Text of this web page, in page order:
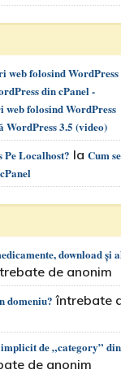
web folosind WordPress
din cPanel -
web folosind WordPress
WordPress 3.5 (video)
Localhost? la Cum se
download și
de anonim
domeniu? întrebate
implicit de „category” din
de anonim